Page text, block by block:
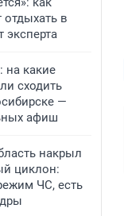
отдыхать в
эксперта
на какие
сходить
—
афиш
накрыл
циклон:
ЧС, есть